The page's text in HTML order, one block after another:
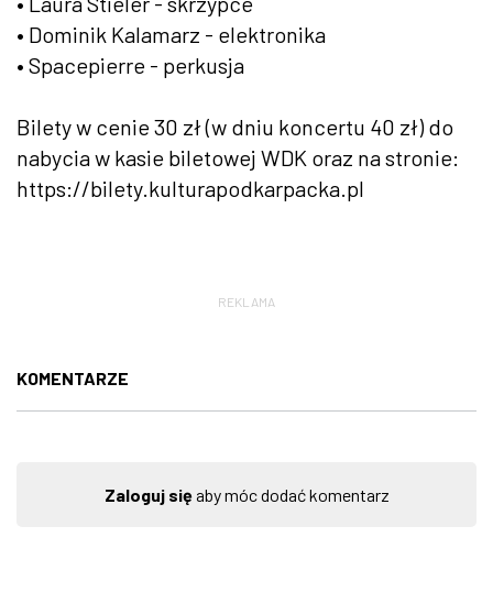
• Dominik Kalamarz - elektronika
• Spacepierre - perkusja
Bilety w cenie 30 zł (w dniu koncertu 40 zł) do
nabycia w kasie biletowej WDK oraz na stronie:
https://bilety.kulturapodkarpacka.pl
REKLAMA
KOMENTARZE
Zaloguj sięaby móc dodać komentarz